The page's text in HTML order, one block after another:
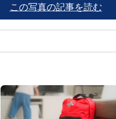
この写真の記事を読む